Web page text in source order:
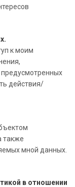
к моим
предусмотренных
действия/
также
мной данных.
в отношении